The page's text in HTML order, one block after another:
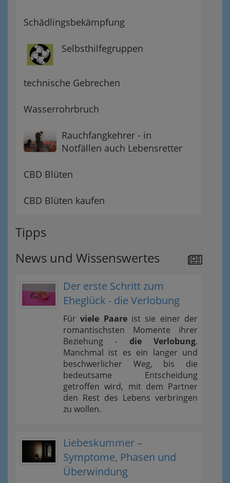
Schädlingsbekämpfung
Selbsthilfegruppen
technische Gebrechen
Wasserrohrbruch
Rauchfangkehrer - in
Notfällen auch Lebensretter
CBD Blüten
CBD Blüten kaufen
Tipps
News und Wissenswertes
Der erste Schritt zum
Eheglück - die Verlobung
Fürviele Paareist sie einer der
romantischsten Momente ihrer
Beziehung - die Verlobung.
Manchmal ist es ein langer und
beschwerlicher Weg, bis die
bedeutsame Entscheidung
getroffen wird, mit dem Partner
den Rest des Lebens verbringen
zu wollen.
Liebeskummer –
Symptome, Phasen und
Überwindung